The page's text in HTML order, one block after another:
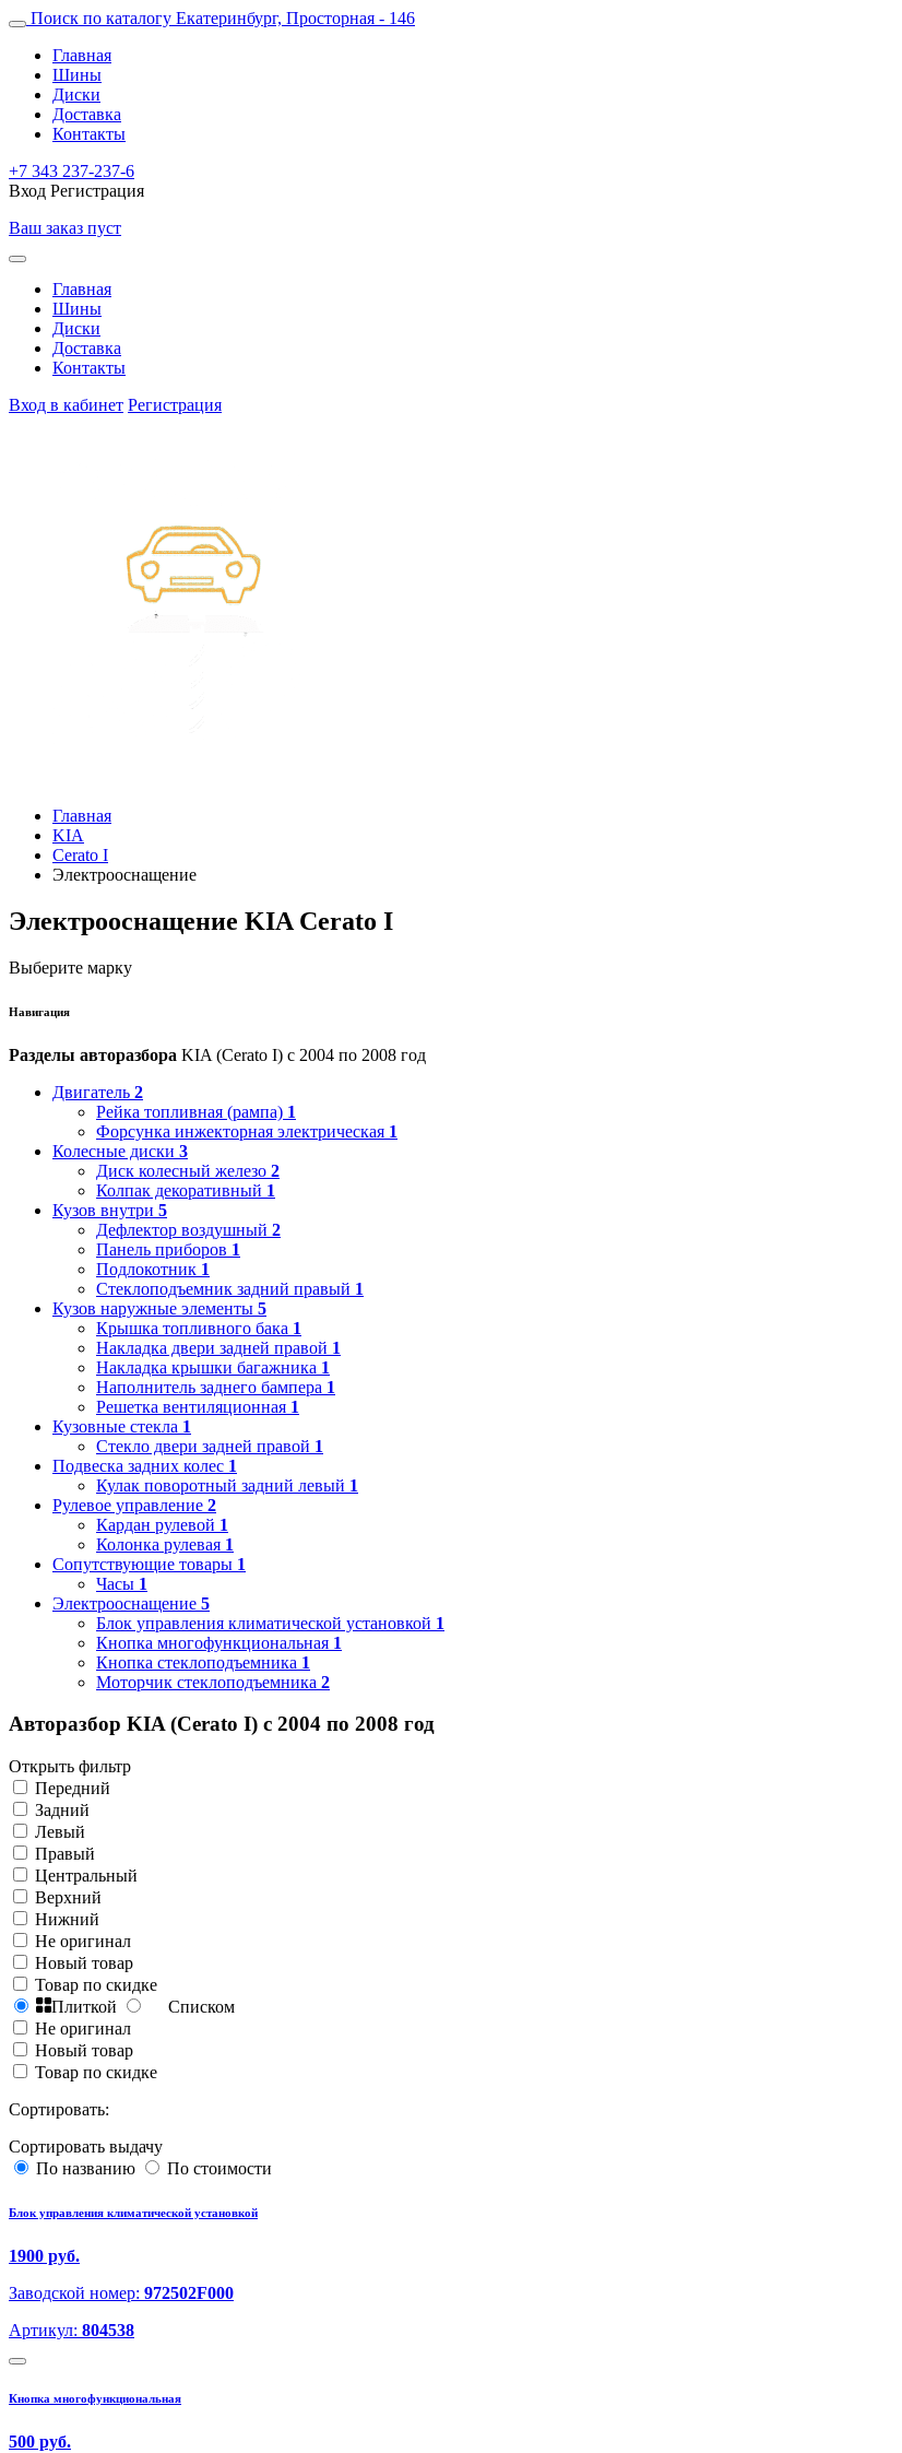
Поиск по каталогу Екатеринбург, Просторная - 146
Главная
Шины
Диски
Доставка
Контакты
+7 343 237-237-6
Вход Регистрация
Ваш заказ пуст
Главная
Шины
Диски
Доставка
Контакты
Вход в кабинет Регистрация
Главная
KIA
Cerato I
Электрооснащение
Электрооснащение KIA Cerato I
Выберите марку
Навигация
Разделы авторазбора KIA (Cerato I) с 2004 по 2008 год
Двигатель 2
Рейка топливная (рампа) 1
Форсунка инжекторная электрическая 1
Колесные диски 3
Диск колесный железо 2
Колпак декоративный 1
Кузов внутри 5
Дефлектор воздушный 2
Панель приборов 1
Подлокотник 1
Стеклоподъемник задний правый 1
Кузов наружные элементы 5
Крышка топливного бака 1
Накладка двери задней правой 1
Накладка крышки багажника 1
Наполнитель заднего бампера 1
Решетка вентиляционная 1
Кузовные стекла 1
Стекло двери задней правой 1
Подвеска задних колес 1
Кулак поворотный задний левый 1
Рулевое управление 2
Кардан рулевой 1
Колонка рулевая 1
Сопутствующие товары 1
Часы 1
Электрооснащение 5
Блок управления климатической установкой 1
Кнопка многофункциональная 1
Кнопка стеклоподъемника 1
Моторчик стеклоподъемника 2
Авторазбор KIA (Cerato I) с 2004 по 2008 год
Открыть фильтр
Передний
Задний
Левый
Правый
Центральный
Верхний
Нижний
Не оригинал
Новый товар
Товар по скидке
Плиткой
Списком
Не оригинал
Новый товар
Товар по скидке
Сортировать:
Сортировать выдачу
По названию
По стоимости
Блок управления климатической установкой
1900 руб.
Заводской номер: 972502F000
Артикул: 804538
Кнопка многофункциональная
500 руб.